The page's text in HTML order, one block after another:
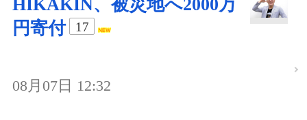
HIKAKIN、被災地へ2000万
円寄付
17
08月07日 12:32